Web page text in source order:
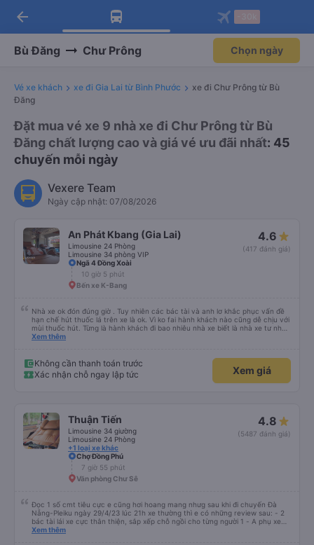
Tải app Vexere ngay!
Nhận ưu đãi thành viên độc
Mở app
Tải app Vexere
-30k/ghế khi đặt vé máy bay qua
Mở app
arrow_back
Bù Đăng Chư Prông Chọn ngày
Vé xe khách xe đi Gia Lai từ Bình Phước
xe đi Chư Prông từ Bù
Đăng
Đặt mua vé xe 9 nhà xe đi Chư Prông từ Bù
Đăng chất lượng cao và giá vé ưu đãi nhất: 45
chuyến mỗi ngày
Vexere Team
Ngày cập nhật: 07/08/2026
An Phát Kbang (Gia Lai)
Limousine 24 Phòng
Limousine 34 phòng VIP
4.6
(417 đánh giá)
Ngã 4 Đồng Xoài
10 giờ 5 phút
Bến xe K-Bang
Nhà xe ok đón đúng giờ . Tuy nhiên các bác tài và anh lơ khắc phục vấn đề
hạn chế hút thuốc lá trên xe là ok. Vì ko fai hành khách nào cũng dễ chịu với
mùi thuốc hút. Từng là hành khách đi bao nhiêu nhà xe biết là nhà xe tư nhân
, nhưng hãy theo cách vận hành của Phương Trang Busline, từ tổng đài cho
Xem thêm
Không cần thanh toán trước
Xác nhận chỗ ngay lập tức
Xem giá
Thuận Tiến
Limousine 34 giường
Limousine 24 Phòng
+1 loại xe khác
4.8
(5487 đánh giá)
Chợ Đồng Phú
7 giờ 55 phút
Văn phòng Chư Sê
Đọc 1 số cmt tiêu cực e cũng hơi hoang mang nhưg sau khi đi chuyến Đà
Nẵng-Pleiku ngày 29/4/23 lúc 21h xe thường thì e có những review sau: - 2
bác tài lái xe cực thân thiện, sắp xếp chỗ ngồi cho từng người 1 - A phụ xe
dui tính, chắc cùng tần số nên nói câu nào là cười câu đó - Xe xuất bến đúg
Xem thêm